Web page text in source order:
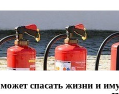
спасать жизни и